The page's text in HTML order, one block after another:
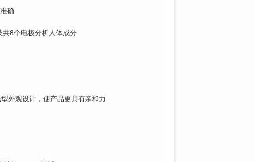
确
共8个电极分析人体成分
外观设计， 使产品更具有亲和力